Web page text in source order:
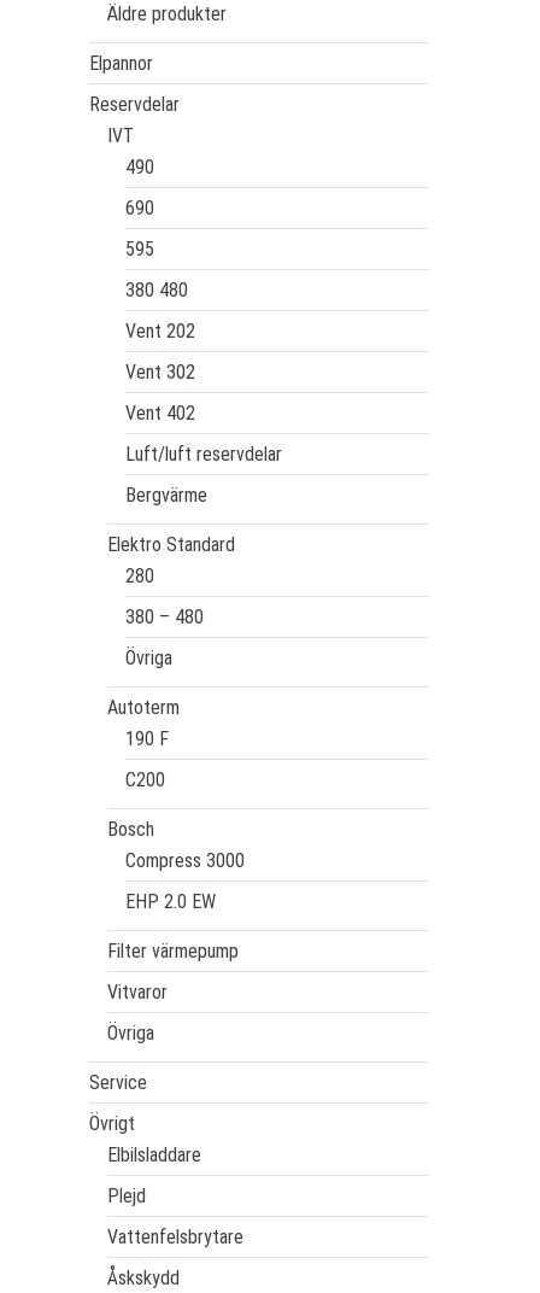
Äldre produkter
Elpannor
Reservdelar
IVT
490
690
595
380 480
Vent 202
Vent 302
Vent 402
Luft/luft reservdelar
Bergvärme
Elektro Standard
280
380 – 480
Övriga
Autoterm
190 F
C200
Bosch
Compress 3000
EHP 2.0 EW
Filter värmepump
Vitvaror
Övriga
Service
Övrigt
Elbilsladdare
Plejd
Vattenfelsbrytare
Åskskydd